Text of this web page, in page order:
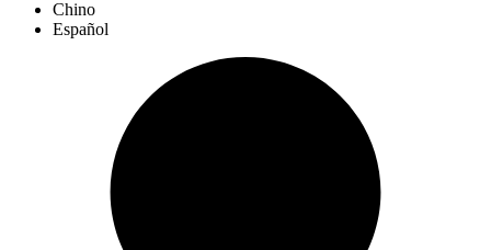
Chino
Español